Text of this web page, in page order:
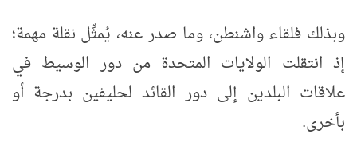
وبذلك فلقاء واشنطن، وما صدر عنه، يُمثِّل نقلة مهمة؛
إذ انتقلت الولايات المتحدة من دور الوسيط في
علاقات البلدين إلى دور القائد لحليفين بدرجة أو
بأخرى.